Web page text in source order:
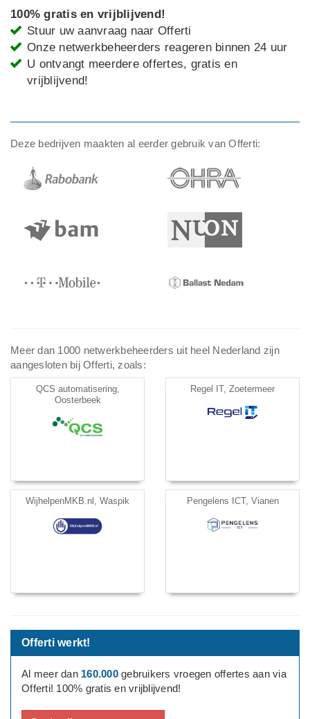
100% gratis en vrijblijvend!
Stuur uw aanvraag naar Offerti
Onze netwerkbeheerders reageren binnen 24 uur
U ontvangt meerdere offertes, gratis en
vrijblijvend!
Deze bedrijven maakten al eerder gebruik van Offerti:
Meer dan 1000 netwerkbeheerders uit heel Nederland zijn
aangesloten bij Offerti, zoals:
QCS automatisering,
Oosterbeek
Regel IT, Zoetermeer
WijhelpenMKB.nl, Waspik Pengelens ICT, Vianen
Offerti werkt!
Al meer dan 160.000gebruikers vroegen offertes aan via
Offerti! 100% gratis en vrijblijvend!